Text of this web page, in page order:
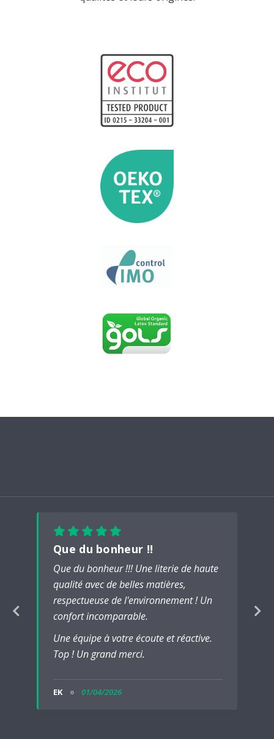
Que du bonheur !!
Que du bonheur !!! Une literie de haute
qualité avec de belles matières,
respectueuse de l'environnement ! Un
confort incomparable.
Une équipe à votre écoute et réactive.
Top ! Un grand merci.
EK 01/04/2026